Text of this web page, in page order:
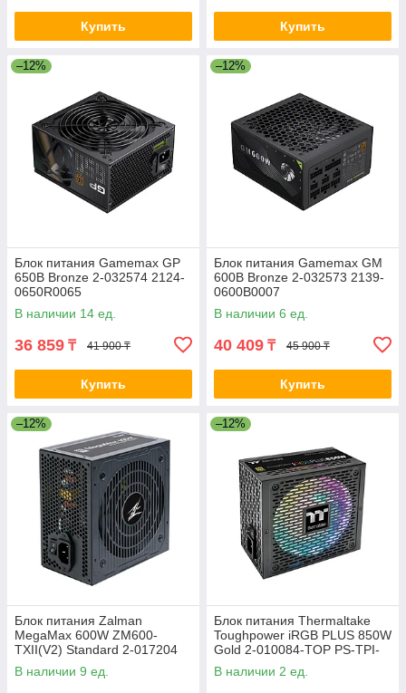
Купить Купить
–12%
Блок питания Gamemax GP
650B Bronze 2-032574 2124-
0650R0065
В наличии 14 ед.
36 859 ₸ 41 900 ₸
Купить
–12%
Блок питания Gamemax GM
600B Bronze 2-032573 2139-
0600B0007
В наличии 6 ед.
40 409 ₸ 45 900 ₸
Купить
–12%
Блок питания Zalman
MegaMax 600W ZM600-
TXII(V2) Standard 2-017204
ZM600-TXII (V2)
В наличии 9 ед.
–12%
Блок питания Thermaltake
Toughpower iRGB PLUS 850W
Gold 2-010084-TOP PS-TPI-
0850F3FDGE-1
В наличии 2 ед.